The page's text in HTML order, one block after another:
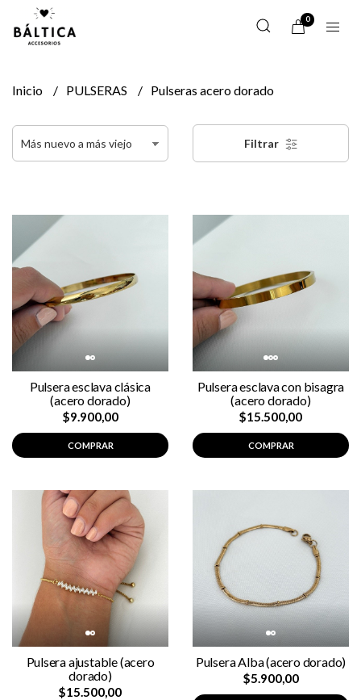
0
Inicio PULSERAS Pulseras acero dorado
Filtrar
Pulsera esclava clásica
(acero dorado)
$9.900,00
COMPRAR
Pulsera esclava con bisagra
(acero dorado)
$15.500,00
COMPRAR
Pulsera ajustable (acero
dorado)
$15.500,00
Pulsera Alba (acero dorado)
$5.900,00